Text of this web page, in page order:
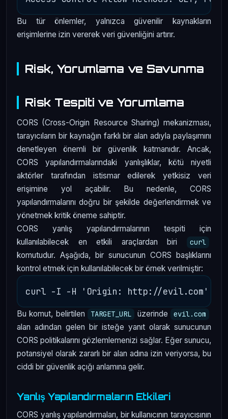
Bu tür önlemler, yalnızca güvenilir kaynakların
erişimlerine izin vererek veri güvenliğini artırır.
Risk, Yorumlama ve Savunma
Risk Tespiti ve Yorumlama
CORS (Cross-Origin Resource Sharing) mekanizması,
tarayıcıların bir kaynağın farklı bir alan adıyla paylaşımını
denetleyen önemli bir güvenlik katmanıdır. Ancak,
CORS yapılandırmalarındaki yanlışlıklar, kötü niyetli
aktörler tarafından istismar edilerek yetkisiz veri
erişimine yol açabilir. Bu nedenle, CORS
yapılandırmalarını doğru bir şekilde değerlendirmek ve
yönetmek kritik öneme sahiptir.
CORS yanlış yapılandırmalarının tespiti için
kullanılabilecek en etkili araçlardan biri
curl
komutudur. Aşağıda, bir sunucunun CORS başlıklarını
kontrol etmek için kullanılabilecek bir örnek verilmiştir:
Bu komut, belirtilen TARGET_URL üzerinde evil.com
alan adından gelen bir isteğe yanıt olarak sunucunun
CORS politikalarını gözlemlemenizi sağlar. Eğer sunucu,
potansiyel olarak zararlı bir alan adına izin veriyorsa, bu
ciddi bir güvenlik açığı anlamına gelir.
Yanlış Yapılandırmaların Etkileri
CORS yanlış yapılandırmaları, bir kullanıcının tarayıcısının